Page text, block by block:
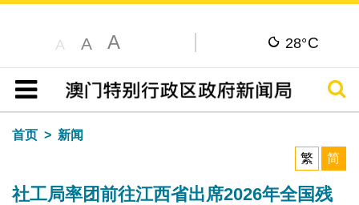
A A A 28°C
目录
搜寻
首页
新闻
繁
简
社工局率团前往江西省出席2026年全国残